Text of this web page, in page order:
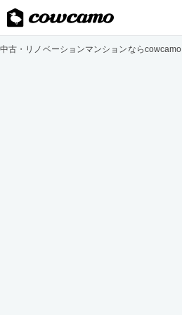
中古・リノベーションマンションならcowcamo